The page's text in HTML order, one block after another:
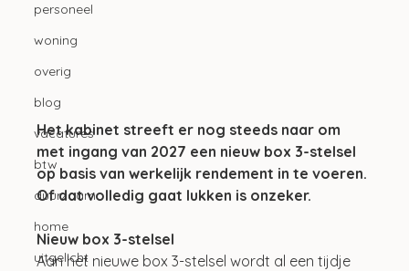
personeel
woning
overig
blog
vacatures
btw
duurzaam
home
uitgelicht
Het kabinet streeft er nog steeds naar om
met ingang van 2027 een nieuw box 3-stelsel
op basis van werkelijk rendement in te voeren.
Of dat volledig gaat lukken is onzeker.
Nieuw box 3-stelsel
Aan het nieuwe box 3-stelsel wordt al een tijdje